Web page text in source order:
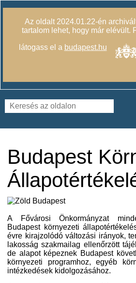
Az oldalt 2024.01.22-én
tartalom lehet, hogy már elévült.
látogass el a budapest.hu
Budapest
A Fővárosi Önkormányzat
Budapest környezeti
évre kirajzolódó változási irányok,
lakosság szakmailag ellenőrzött
de alapot képeznek Budapest
környezeti programhoz, egyéb
intézkedések kidolgozásához.